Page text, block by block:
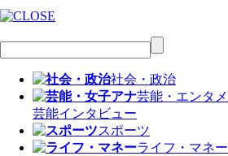
社会・政治
芸能・エンタメ
芸能インタビュー
スポーツ
ライフ・マネー